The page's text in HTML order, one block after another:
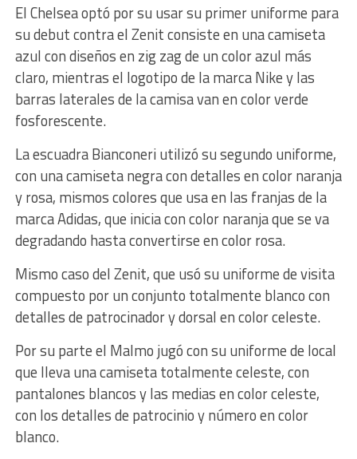
El Chelsea optó por su usar su primer uniforme para
su debut contra el Zenit consiste en una camiseta
azul con diseños en zig zag de un color azul más
claro, mientras el logotipo de la marca Nike y las
barras laterales de la camisa van en color verde
fosforescente.
La escuadra Bianconeri utilizó su segundo uniforme,
con una camiseta negra con detalles en color naranja
y rosa, mismos colores que usa en las franjas de la
marca Adidas, que inicia con color naranja que se va
degradando hasta convertirse en color rosa.
Mismo caso del Zenit, que usó su uniforme de visita
compuesto por un conjunto totalmente blanco con
detalles de patrocinador y dorsal en color celeste.
Por su parte el Malmo jugó con su uniforme de local
que lleva una camiseta totalmente celeste, con
pantalones blancos y las medias en color celeste,
con los detalles de patrocinio y número en color
blanco.